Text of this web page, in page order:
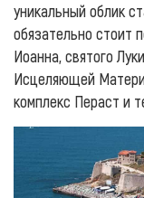
уникальный облик
обязательно стоит
Иоанна, святого
Исцеляющей
комплекс Пераст и